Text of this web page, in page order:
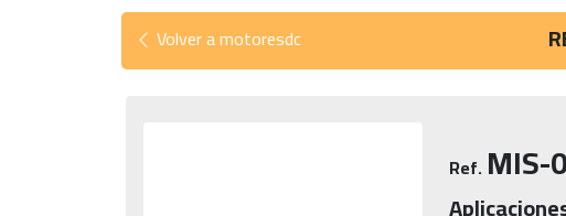
Volver a motoresdc
Ref. MIS-